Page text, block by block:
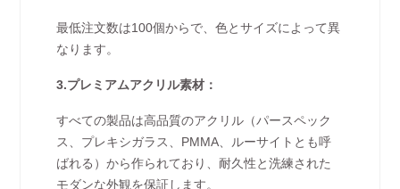
最低注文数は100個からで、色とサイズによって異
なります。
3.プレミアムアクリル素材：
すべての製品は高品質のアクリル（パースペック
ス、プレキシガラス、PMMA、ルーサイトとも呼
ばれる）から作られており、耐久性と洗練された
モダンな外観を保証します。